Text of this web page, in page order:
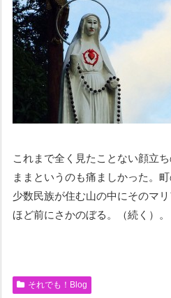
これまで全く見たことない顔立
ままというのも痛ましかった。
少数民族が住む山の中にそのマ
ほど前にさかのぼる。（続く）。
それでも！Blog